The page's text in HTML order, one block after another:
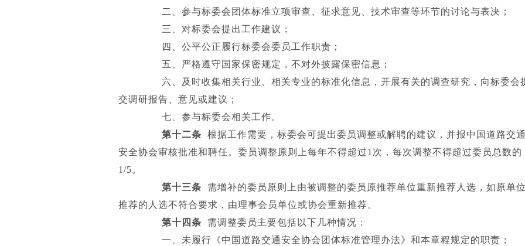
二、参与标委会团体标准立项审查、征求意见、技术审查等环节的讨论与表决；
三、对标委会提出工作建议；
四、公平公正履行标委会委员工作职责；
五、严格遵守国家保密规定，不对外披露保密信息；
六、及时收集相关行业、相关专业的标准化信息，开展有关的调查研究，向标委会
交调研报告、意见或建议；
七、参与标委会相关工作。
第十二条 根据工作需要，标委会可提出委员调整或解聘的建议，并报中国道路交
安全协会审核批准和聘任。委员调整原则上每年不得超过1次，每次调整不得超过委员总数的
1/5。
第十三条 需增补的委员原则上由被调整的委员原推荐单位重新推荐人选，如原单
推荐的人选不符合要求，由理事会员单位或协会重新推荐。
第十四条 需调整委员主要包括以下几种情况：
一、未履行《中国道路交通安全协会团体标准管理办法》和本章程规定的职责；